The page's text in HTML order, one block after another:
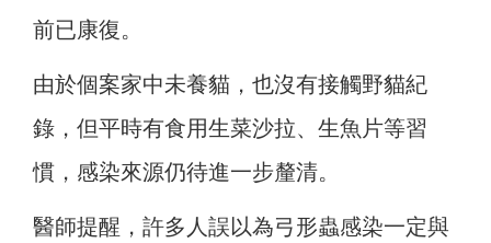
前已康復。
由於個案家中未養貓，也沒有接觸野貓紀
錄，但平時有食用生菜沙拉、生魚片等習
慣，感染來源仍待進一步釐清。
醫師提醒，許多人誤以為弓形蟲感染一定與